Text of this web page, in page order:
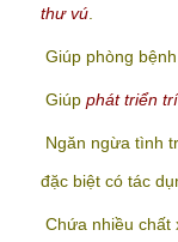
thư vú.
Giúp phòng bệnh
Giúp phát triển
Ngăn ngừa tình
đặc biệt có tác
Chứa nhiều chất